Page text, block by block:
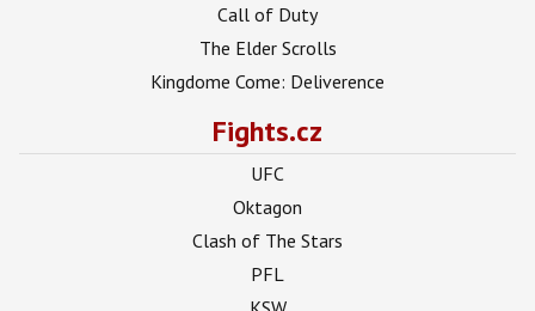
Call of Duty
The Elder Scrolls
Kingdome Come: Deliverence
Fights.cz
UFC
Oktagon
Clash of The Stars
PFL